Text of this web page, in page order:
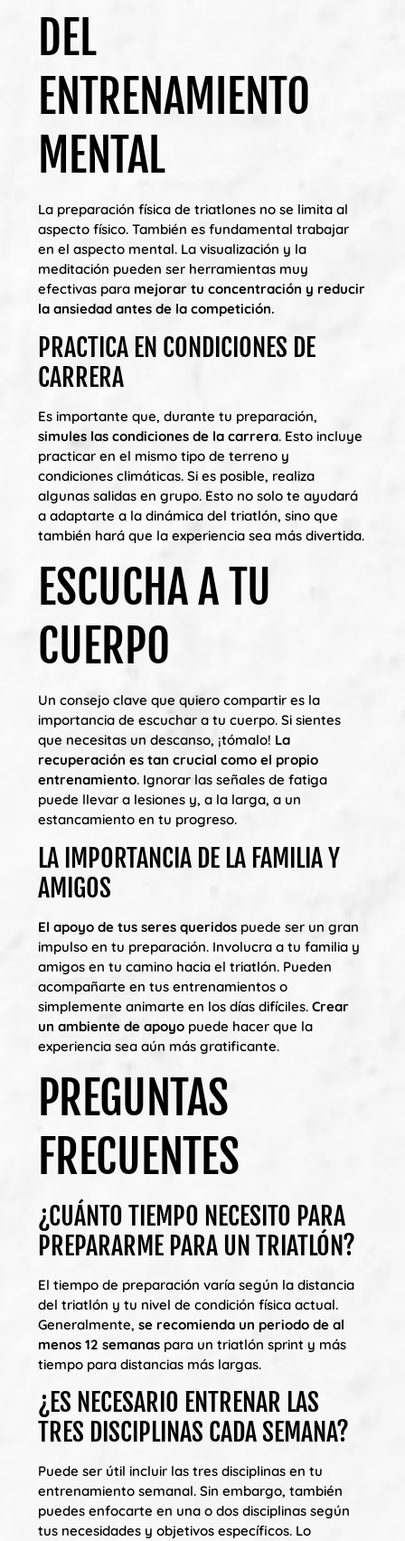
DEL
ENTRENAMIENTO
MENTAL
La preparación física de triatlones no se limita al
aspecto físico. También es fundamental trabajar
en el aspecto mental. La visualización y la
meditación pueden ser herramientas muy
efectivas para mejorar tu concentración y reducir
la ansiedad antes de la competición.
PRACTICA EN CONDICIONES DE
CARRERA
Es importante que, durante tu preparación,
simules las condiciones de la carrera. Esto incluye
practicar en el mismo tipo de terreno y
condiciones climáticas. Si es posible, realiza
algunas salidas en grupo. Esto no solo te ayudará
a adaptarte a la dinámica del triatlón, sino que
también hará que la experiencia sea más divertida.
ESCUCHA A TU
CUERPO
Un consejo clave que quiero compartir es la
importancia de escuchar a tu cuerpo. Si sientes
que necesitas un descanso, ¡tómalo! La
recuperación es tan crucial como el propio
entrenamiento. Ignorar las señales de fatiga
puede llevar a lesiones y, a la larga, a un
estancamiento en tu progreso.
LA IMPORTANCIA DE LA FAMILIA Y
AMIGOS
El apoyo de tus seres queridos puede ser un gran
impulso en tu preparación. Involucra a tu familia y
amigos en tu camino hacia el triatlón. Pueden
acompañarte en tus entrenamientos o
simplemente animarte en los días difíciles. Crear
un ambiente de apoyo puede hacer que la
experiencia sea aún más gratificante.
PREGUNTAS
FRECUENTES
¿CUÁNTO TIEMPO NECESITO PARA
PREPARARME PARA UN TRIATLÓN?
El tiempo de preparación varía según la distancia
del triatlón y tu nivel de condición física actual.
Generalmente, se recomienda un periodo de al
menos 12 semanas para un triatlón sprint y más
tiempo para distancias más largas.
¿ES NECESARIO ENTRENAR LAS
TRES DISCIPLINAS CADA SEMANA?
Puede ser útil incluir las tres disciplinas en tu
entrenamiento semanal. Sin embargo, también
puedes enfocarte en una o dos disciplinas según
tus necesidades y objetivos específicos. Lo